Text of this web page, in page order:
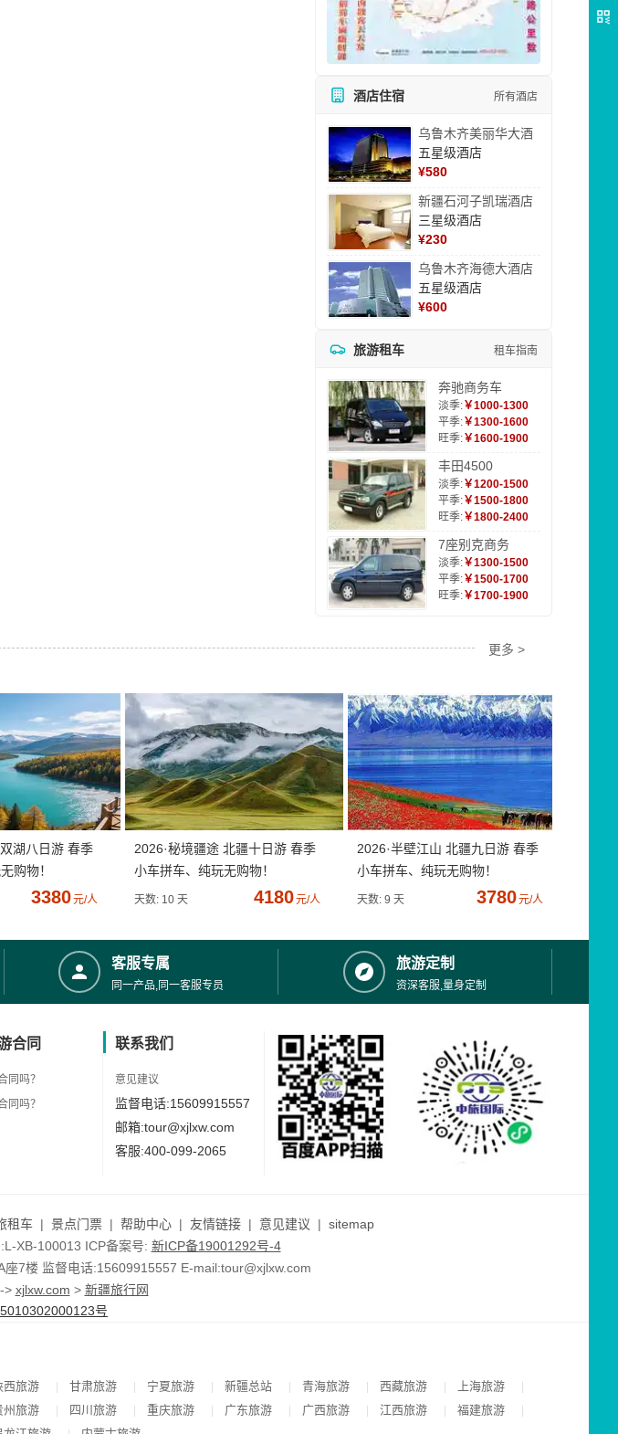
酒店住宿 所有酒店
乌鲁木齐美丽华大酒
五星级酒店
¥580
新疆石河子凯瑞酒店
三星级酒店
¥230
乌鲁木齐海德大酒店
五星级酒店
¥600
旅游租车 租车指南
奔驰商务车
淡季:￥1000-1300
平季:￥1300-1600
旺季:￥1600-1900
丰田4500
淡季:￥1200-1500
平季:￥1500-1800
旺季:￥1800-2400
7座别克商务
淡季:￥1300-1500
平季:￥1500-1700
旺季:￥1700-1900
更多 >
湖八日游 春季
购物！
3380元/人
2026·秘境疆途 北疆十日游 春季
小车拼车、纯玩无购物！
天数: 10 天 4180元/人
2026·半壁江山 北疆九日游 春季
小车拼车、纯玩无购物！
天数: 9 天 3780元/人
客服专属
同一产品,同一客服专员
旅游定制
资深客服,量身定制
合同
同吗？
同吗？
联系我们
意见建议
监督电话:15609915557
邮箱:tour@xjlxw.com
客服:400-099-2065
租车 | 景点门票 | 帮助中心 | 友情链接 | 意见建议 | sitemap
XB-100013 ICP备案号: 新ICP备19001292号-4
7楼 监督电话:15609915557 E-mail:tour@xjlxw.com
> xjlxw.com > 新疆旅行网
号
西旅游 | 甘肃旅游 | 宁夏旅游 | 新疆总站 | 青海旅游 | 西藏旅游 | 上海旅游 |
州旅游 | 四川旅游 | 重庆旅游 | 广东旅游 | 广西旅游 | 江西旅游 | 福建旅游 |